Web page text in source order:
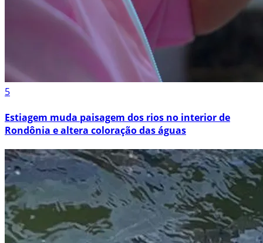
5
Estiagem muda paisagem dos rios no interior de
Rondônia e altera coloração das águas